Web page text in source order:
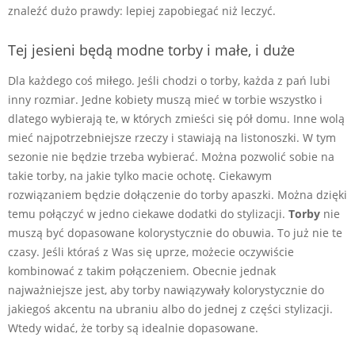
znaleźć dużo prawdy: lepiej zapobiegać niż leczyć.
Tej jesieni będą modne torby i małe, i duże
Dla każdego coś miłego. Jeśli chodzi o torby, każda z pań lubi
inny rozmiar. Jedne kobiety muszą mieć w torbie wszystko i
dlatego wybierają te, w których zmieści się pół domu. Inne wolą
mieć najpotrzebniejsze rzeczy i stawiają na listonoszki. W tym
sezonie nie będzie trzeba wybierać. Można pozwolić sobie na
takie torby, na jakie tylko macie ochotę. Ciekawym
rozwiązaniem będzie dołączenie do torby apaszki. Można dzięki
temu połączyć w jedno ciekawe dodatki do stylizacji. Torby nie
muszą być dopasowane kolorystycznie do obuwia. To już nie te
czasy. Jeśli któraś z Was się uprze, możecie oczywiście
kombinować z takim połączeniem. Obecnie jednak
najważniejsze jest, aby torby nawiązywały kolorystycznie do
jakiegoś akcentu na ubraniu albo do jednej z części stylizacji.
Wtedy widać, że torby są idealnie dopasowane.